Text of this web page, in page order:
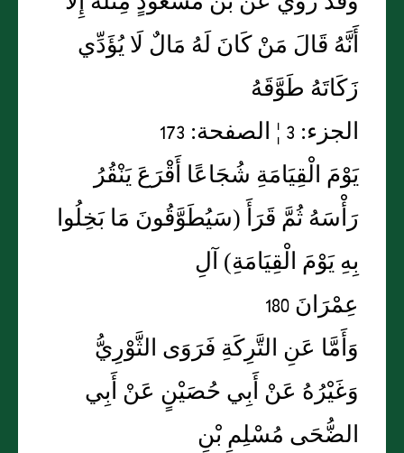
أَنَّهُ قَالَ مَنْ كَانَ لَهُ مَالٌ لَا يُؤَدِّي
زَكَاتَهُ طَوَّقَهُ
الجزء: 3 ¦ الصفحة: 173
يَوْمَ الْقِيَامَةِ شُجَاعًا أَقْرَعَ يَنْقُرُ
رَأْسَهُ ثُمَّ قَرَأَ (سَيُطَوَّقُونَ مَا بَخِلُوا
بِهِ يَوْمَ الْقِيَامَةِ) آلِ
عِمْرَانَ 180
وَأَمَّا عَنِ التَّرِكَةِ فَرَوَى الثَّوْرِيُّ
وَغَيْرُهُ عَنْ أَبِي حُصَيْنٍ عَنْ أَبِي
الضُّحَى مُسْلِمِ بْنِ